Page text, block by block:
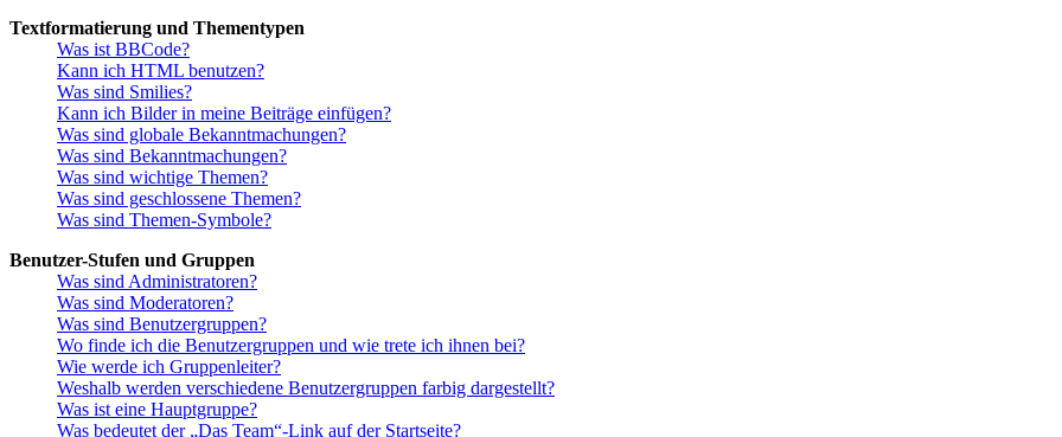
Textformatierung und Thementypen
Was ist BBCode?
Kann ich HTML benutzen?
Was sind Smilies?
Kann ich Bilder in meine Beiträge einfügen?
Was sind globale Bekanntmachungen?
Was sind Bekanntmachungen?
Was sind wichtige Themen?
Was sind geschlossene Themen?
Was sind Themen-Symbole?
Benutzer-Stufen und Gruppen
Was sind Administratoren?
Was sind Moderatoren?
Was sind Benutzergruppen?
Wo finde ich die Benutzergruppen und wie trete ich ihnen bei?
Wie werde ich Gruppenleiter?
Weshalb werden verschiedene Benutzergruppen farbig dargestellt?
Was ist eine Hauptgruppe?
Was bedeutet der „Das Team“-Link auf der Startseite?